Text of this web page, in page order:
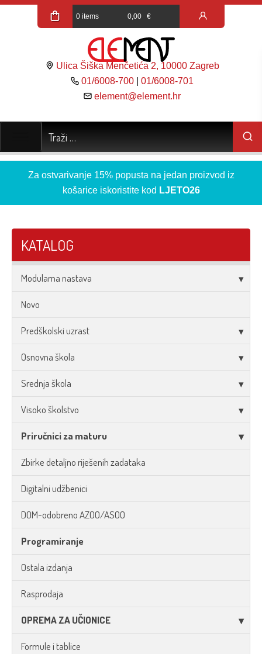
0 items 0,00 €
Ulica Šiška Menčetića 2, 10000 Zagreb
01/6008-700 |01/6008-701
element@element.hr
Za ostvarivanje 15% popusta na jedan proizvod iz
košarice iskoristite kod LJETO26
KATALOG
Modularna nastava
Novo
Predškolski uzrast
Osnovna škola
Srednja škola
Visoko školstvo
Priručnici za maturu
Zbirke detaljno riješenih zadataka
Digitalni udžbenici
DOM-odobreno AZOO/ASOO
Programiranje
Ostala izdanja
Rasprodaja
OPREMA ZA UČIONICE
Formule i tablice